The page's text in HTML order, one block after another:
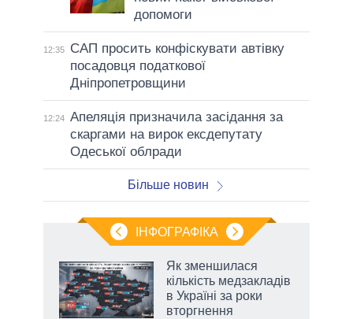
допомоги
12:35
САП просить конфіскувати автівку
посадовця податкової
Дніпропетровщини
12:24 Апеляція призначила засідання за
скаргами на вирок ексдепутату
Одеської облради
Більше новин
ІНФОГРАФІКА
Як зменшилася
кількість медзакладів
в Україні за роки
вторгнення